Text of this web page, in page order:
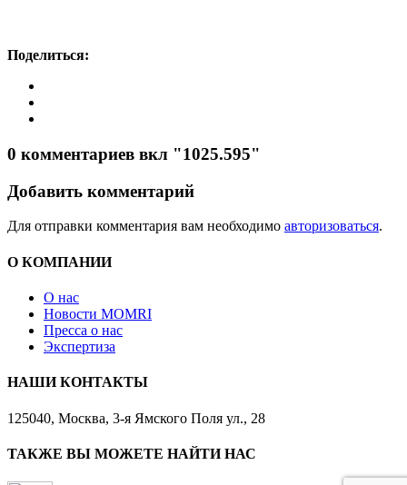
Поделиться:
0 комментариев вкл "1025.595"
Добавить комментарий
Для отправки комментария вам необходимо авторизоваться.
О КОМПАНИИ
О нас
Новости MOMRI
Пресса о нас
Экспертиза
НАШИ КОНТАКТЫ
125040, Москва, 3-я Ямского Поля ул., 28
ТАКЖЕ ВЫ МОЖЕТЕ НАЙТИ НАС